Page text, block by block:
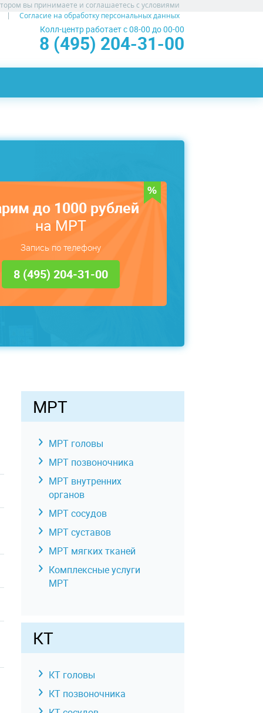
вы принимаете и соглашаетесь с условиями
Согласие на обработку персональных данных
Колл-центр работает с 08-00 до 00-00
8 (495) 204-31-00
до 1000 рублей
на МРТ
Запись по телефону
8 (495) 204-31-00
МРТ
МРТ головы
МРТ позвоночника
МРТ внутренних
органов
МРТ сосудов
МРТ суставов
МРТ мягких тканей
Комплексные услуги
МРТ
КТ
КТ головы
КТ позвоночника